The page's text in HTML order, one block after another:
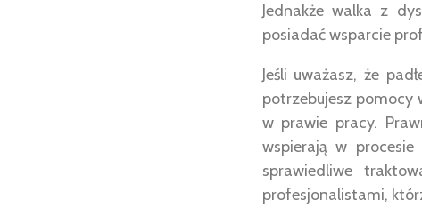
Jednakże walka z
posiadać wsparcie
Jeśli uważasz, że
potrzebujesz pomocy
w prawie pracy.
wspierają w
sprawiedliwe
profesjonalistami,